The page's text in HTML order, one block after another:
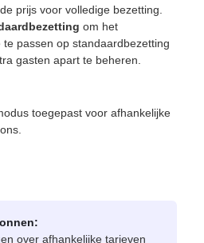
prijs voor volledige bezetting.
om het
passen op standaardbezetting
gasten apart te beheren.
toegepast voor afhankelijke
over afhankelijke tarieven